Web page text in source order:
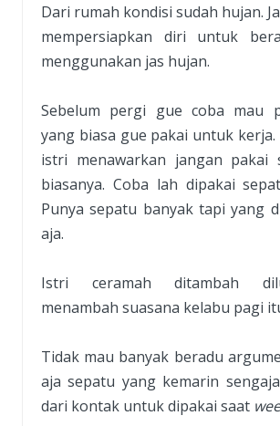
Dari rumah kondisi sudah hujan.
mempersiapkan diri untuk
menggunakan jas hujan.
Sebelum pergi gue coba mau
yang biasa gue pakai untuk
istri menawarkan jangan pakai
biasanya. Coba lah dipakai
Punya sepatu banyak tapi yang
aja.
Istri ceramah ditambah
menambah suasana kelabu pagi
Tidak mau banyak beradu
aja sepatu yang kemarin
dari kontak untuk dipakai saat